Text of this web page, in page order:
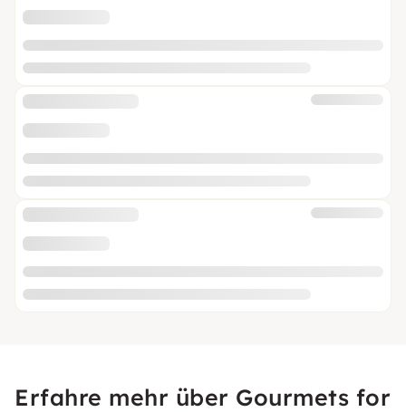
Erfahre mehr über Gourmets for